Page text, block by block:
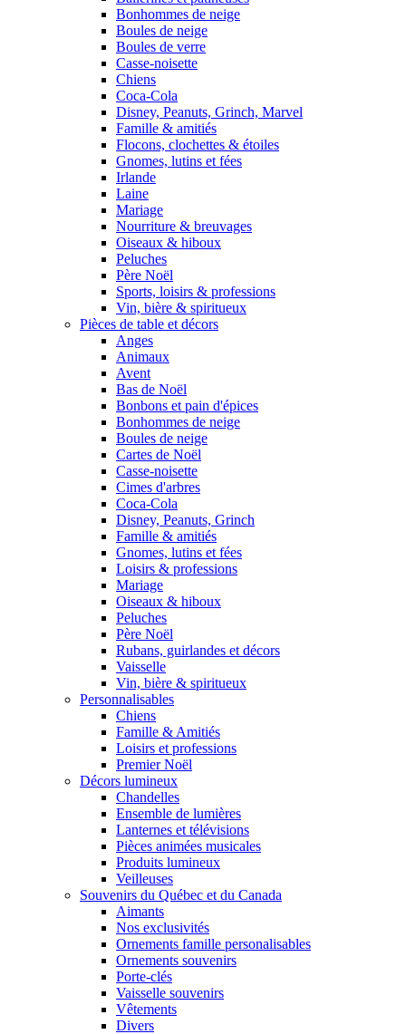
Bonhommes de neige
Boules de neige
Boules de verre
Casse-noisette
Chiens
Coca-Cola
Disney, Peanuts, Grinch, Marvel
Famille & amitiés
Flocons, clochettes & étoiles
Gnomes, lutins et fées
Irlande
Laine
Mariage
Nourriture & breuvages
Oiseaux & hiboux
Peluches
Père Noël
Sports, loisirs & professions
Vin, bière & spiritueux
Pièces de table et décors
Anges
Animaux
Avent
Bas de Noël
Bonbons et pain d'épices
Bonhommes de neige
Boules de neige
Cartes de Noël
Casse-noisette
Cimes d'arbres
Coca-Cola
Disney, Peanuts, Grinch
Famille & amitiés
Gnomes, lutins et fées
Loisirs & professions
Mariage
Oiseaux & hiboux
Peluches
Père Noël
Rubans, guirlandes et décors
Vaisselle
Vin, bière & spiritueux
Personnalisables
Chiens
Famille & Amitiés
Loisirs et professions
Premier Noël
Décors lumineux
Chandelles
Ensemble de lumières
Lanternes et télévisions
Pièces animées musicales
Produits lumineux
Veilleuses
Souvenirs du Québec et du Canada
Aimants
Nos exclusivités
Ornements famille personalisables
Ornements souvenirs
Porte-clés
Vaisselle souvenirs
Vêtements
Divers